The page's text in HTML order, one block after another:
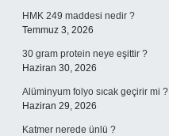
HMK 249 maddesi nedir ?
Temmuz 3, 2026
30 gram protein neye eşittir ?
Haziran 30, 2026
Alüminyum folyo sıcak geçirir mi ?
Haziran 29, 2026
Katmer nerede ünlü ?